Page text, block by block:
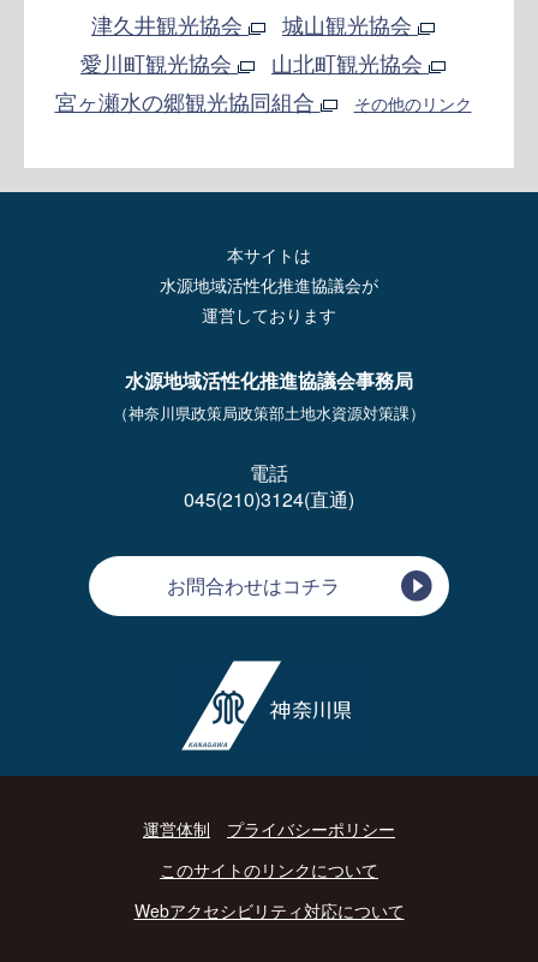
津久井観光協会
城山観光協会
愛川町観光協会
山北町観光協会
宮ヶ瀬水の郷観光協同組合
その他のリンク
本サイトは
水源地域活性化推進協議会が
運営しております
水源地域活性化推進協議会事務局
（神奈川県政策局政策部土地水資源対策課）
電話
045(210)3124(直通)
お問合わせはコチラ
運営体制
プライバシーポリシー
このサイトのリンクについて
Webアクセシビリティ対応について